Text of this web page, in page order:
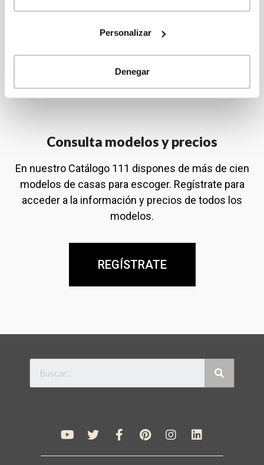
Personalizar
Denegar
Consulta modelos y precios
En nuestro Catálogo 111 dispones de más de cien
modelos de casas para escoger. Regístrate para
acceder a la información y precios de todos los
modelos.
REGÍSTRATE